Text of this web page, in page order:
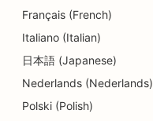
Français (French)
Italiano (Italian)
日本語 (Japanese)
Nederlands (Nederlands)
Polski (Polish)